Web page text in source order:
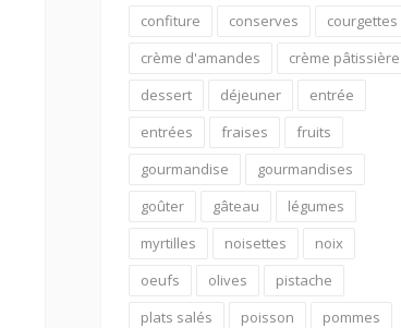
confiture
conserves
courgettes
crème d'amandes
crème pâtissière
dessert
déjeuner
entrée
entrées
fraises
fruits
gourmandise
gourmandises
goûter
gâteau
légumes
myrtilles
noisettes
noix
oeufs
olives
pistache
plats salés
poisson
pommes